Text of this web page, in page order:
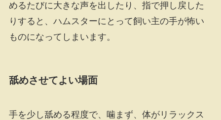
めるたびに大きな声を出したり、指で押し戻した
りすると、ハムスターにとって飼い主の手が怖い
ものになってしまいます。
舐めさせてよい場面
手を少し舐める程度で、噛まず、体がリラックス